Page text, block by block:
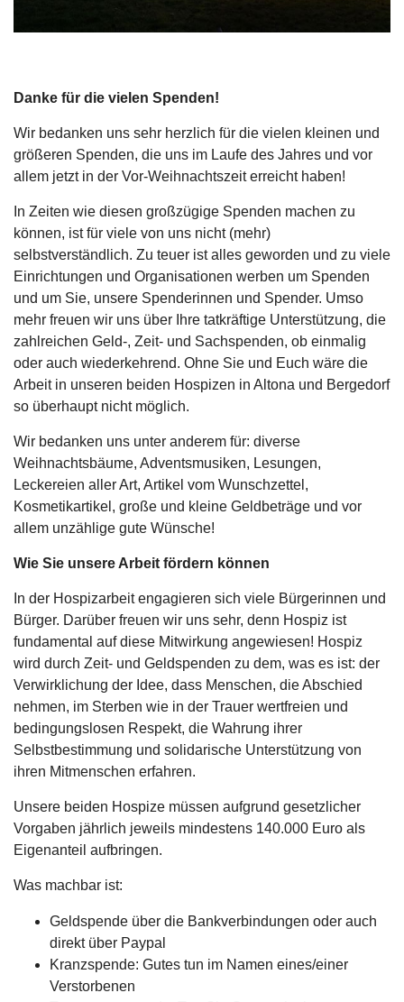
Danke für die vielen Spenden!
Wir bedanken uns sehr herzlich für die vielen kleinen und
größeren Spenden, die uns im Laufe des Jahres und vor
allem jetzt in der Vor-Weihnachtszeit erreicht haben!
In Zeiten wie diesen großzügige Spenden machen zu
können, ist für viele von uns nicht (mehr)
selbstverständlich. Zu teuer ist alles geworden und zu viele
Einrichtungen und Organisationen werben um Spenden
und um Sie, unsere Spenderinnen und Spender. Umso
mehr freuen wir uns über Ihre tatkräftige Unterstützung, die
zahlreichen Geld-, Zeit- und Sachspenden, ob einmalig
oder auch wiederkehrend. Ohne Sie und Euch wäre die
Arbeit in unseren beiden Hospizen in Altona und Bergedorf
so überhaupt nicht möglich.
Wir bedanken uns unter anderem für: diverse
Weihnachtsbäume, Adventsmusiken, Lesungen,
Leckereien aller Art, Artikel vom Wunschzettel,
Kosmetikartikel, große und kleine Geldbeträge und vor
allem unzählige gute Wünsche!
Wie Sie unsere Arbeit fördern können
In der Hospizarbeit engagieren sich viele Bürgerinnen und
Bürger. Darüber freuen wir uns sehr, denn Hospiz ist
fundamental auf diese Mitwirkung angewiesen! Hospiz
wird durch Zeit- und Geldspenden zu dem, was es ist: der
Verwirklichung der Idee, dass Menschen, die Abschied
nehmen, im Sterben wie in der Trauer wertfreien und
bedingungslosen Respekt, die Wahrung ihrer
Selbstbestimmung und solidarische Unterstützung von
ihren Mitmenschen erfahren.
Unsere beiden Hospize müssen aufgrund gesetzlicher
Vorgaben jährlich jeweils mindestens 140.000 Euro als
Eigenanteil aufbringen.
Was machbar ist:
Geldspende über die Bankverbindungen oder auch
direkt über Paypal
Kranzspende: Gutes tun im Namen eines/einer
Verstorbenen